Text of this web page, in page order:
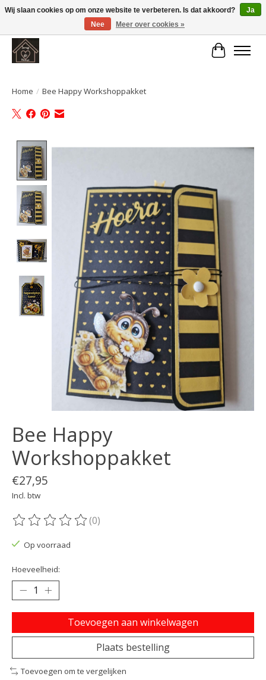
Large selection of products and fast shipping!
Home / Bee Happy Workshoppakket
Product image slideshow Items
Bee Happy
Workshoppakket
€27,95
Incl. btw
De beoordeling van dit product is
(0)
Op voorraad
Hoeveelheid:
Toevoegen aan winkelwagen
Plaats bestelling
Toevoegen om te vergelijken
Wij slaan cookies op om onze website te verbeteren. Is dat akkoord?
Ja
Nee
Meer over cookies »